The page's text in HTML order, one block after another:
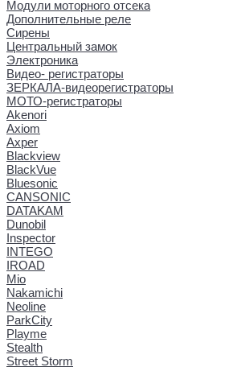
Модули моторного отсека
Дополнительные реле
Сирены
Центральный замок
Электроника
Видео- регистраторы
ЗЕРКАЛА-видеорегистраторы
МОТО-регистраторы
Akenori
Axiom
Axper
Blackview
BlackVue
Bluesonic
CANSONIC
DATAKAM
Dunobil
Inspector
INTEGO
IROAD
Mio
Nakamichi
Neoline
ParkCity
Playme
Stealth
Street Storm